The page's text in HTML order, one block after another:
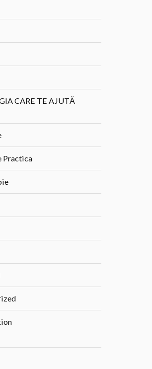
CARE TE AJUTĂ
Practica